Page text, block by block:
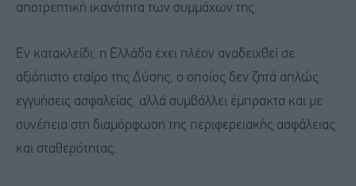
αποτρεπτική ικανότητα των συμμάχων της.
Εν κατακλείδι, η Ελλάδα έχει πλέον αναδειχθεί σε
αξιόπιστο εταίρο της Δύσης, ο οποίος δεν ζητά απλώς
εγγυήσεις ασφαλείας, αλλά συμβάλλει έμπρακτα και με
συνέπεια στη διαμόρφωση της περιφερειακής ασφάλειας
και σταθερότητας.